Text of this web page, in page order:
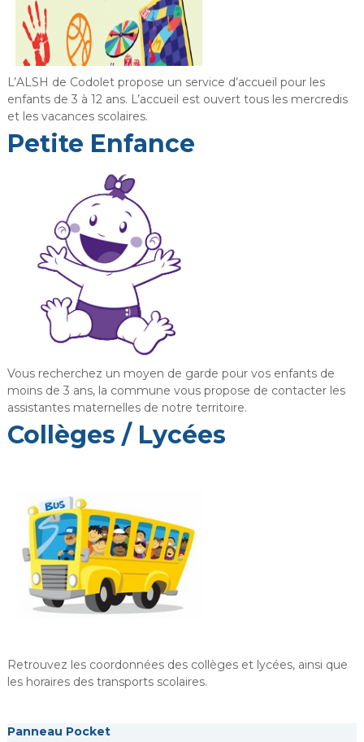
L’ALSH de Codolet propose un service d’accueil pour les
enfants de 3 à 12 ans. L’accueil est ouvert tous les mercredis
et les vacances scolaires.
Petite Enfance
Vous recherchez un moyen de garde pour vos enfants de
moins de 3 ans, la commune vous propose de contacter les
assistantes maternelles de notre territoire.
Collèges / Lycées
Retrouvez les coordonnées des collèges et lycées, ainsi que
les horaires des transports scolaires.
Panneau Pocket